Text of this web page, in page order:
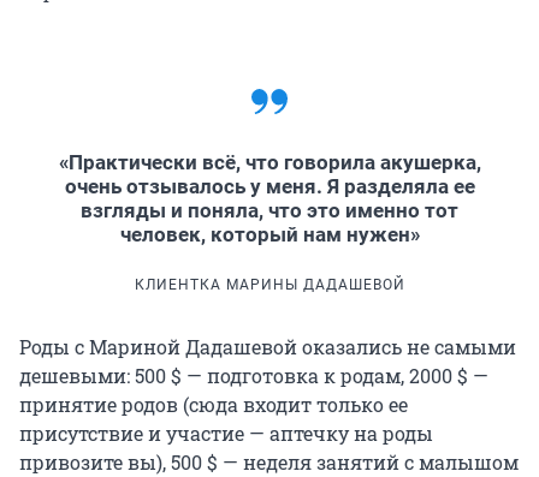
«Практически всё, что говорила акушерка,
очень отзывалось у меня. Я разделяла ее
взгляды и поняла, что это именно тот
человек, который нам нужен»
КЛИЕНТКА МАРИНЫ ДАДАШЕВОЙ
Роды с Мариной Дадашевой оказались не самыми
дешевыми: 500 $ — подготовка к родам, 2000 $ —
принятие родов (сюда входит только ее
присутствие и участие — аптечку на роды
привозите вы), 500 $ — неделя занятий с малышом